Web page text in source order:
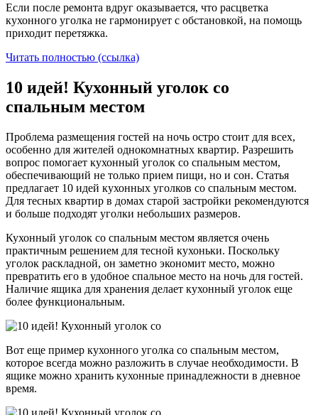
Если после ремонта вдруг оказывается, что расцветка
кухонного уголка не гармонирует с обстановкой, на помощь
приходит перетяжка.
Читать полностью (ссылка)
10 идей! Кухонный уголок со
спальным местом
Проблема размещения гостей на ночь остро стоит для всех,
особенно для жителей однокомнатных квартир. Разрешить
вопрос помогает кухонный уголок со спальным местом,
обеспечивающий не только прием пищи, но и сон. Статья
предлагает 10 идей кухонных уголков со спальным местом.
Для тесных квартир в домах старой застройки рекомендуются
и больше подходят уголки небольших размеров.
Кухонный уголок со спальным местом является очень
практичным решением для тесной кухоньки. Поскольку
уголок раскладной, он заметно экономит место, можно
превратить его в удобное спальное место на ночь для гостей.
Наличие ящика для хранения делает кухонный уголок еще
более функциональным.
Вот еще пример кухонного уголка со спальным местом,
которое всегда можно разложить в случае необходимости. В
ящике можно хранить кухонные принадлежности в дневное
время.